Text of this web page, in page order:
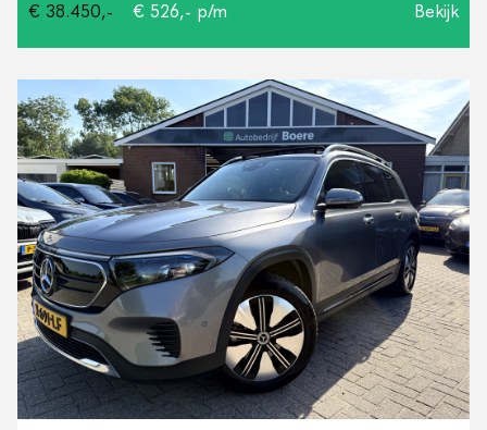
€ 38.450,- € 526,- p/m Bekijk